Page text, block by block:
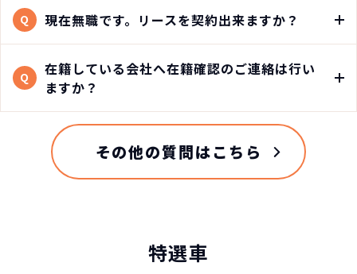
Q 現在無職です。リースを契約出来ますか？
Q
在籍している会社へ在籍確認のご連絡は行い
ますか？
その他の質問はこちら
特選車